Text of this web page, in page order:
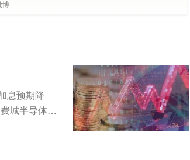
博
息预期降
城半导体指